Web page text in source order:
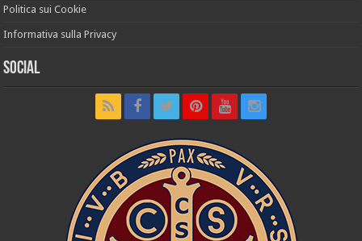
Politica sui Cookie
Informativa sulla Privacy
Social